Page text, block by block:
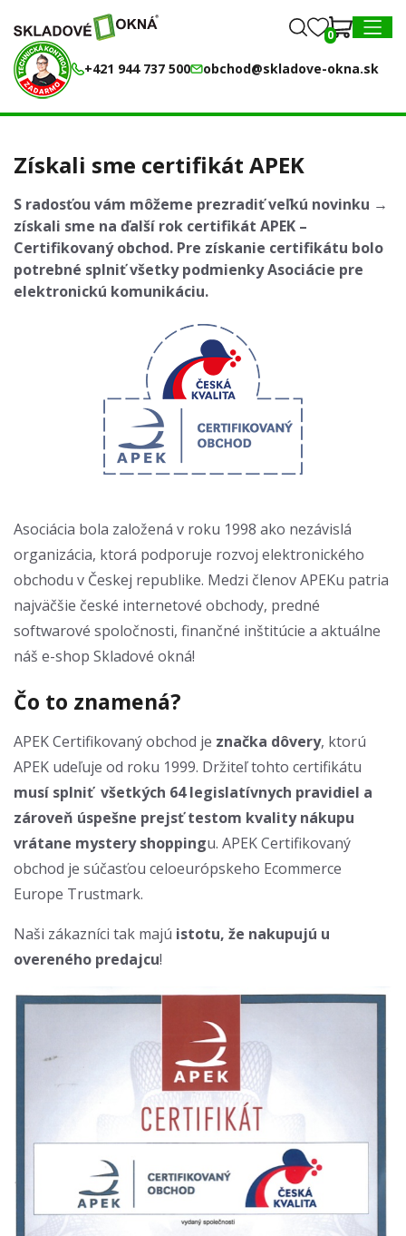
0
+421 944 737 500 obchod@skladove-okna.sk
0
Získali sme certifikát APEK
S radosťou vám môžeme prezradiť veľkú novinku →
získali sme na ďalší rok certifikát APEK –
Certifikovaný obchod. Pre získanie certifikátu bolo
potrebné splniť všetky podmienky Asociácie pre
elektronickú komunikáciu.
Asociácia bola založená v roku 1998 ako nezávislá
organizácia, ktorá podporuje rozvoj elektronického
obchodu v Českej republike. Medzi členov APEKu patria
najväčšie české internetové obchody, predné
softwarové spoločnosti, finančné inštitúcie a aktuálne
náš e-shop Skladové okná!
Čo to znamená?
APEK Certifikovaný obchod je značka dôvery, ktorú
APEK udeľuje od roku 1999. Držiteľ tohto certifikátu
musí splniť všetkých 64 legislatívnych pravidiel a
zároveň úspešne prejsť testom kvality nákupu
vrátane mystery shoppingu. APEK Certifikovaný
obchod je súčasťou celoeurópskeho Ecommerce
Europe Trustmark.
Naši zákazníci tak majú istotu, že nakupujú u
overeného predajcu!